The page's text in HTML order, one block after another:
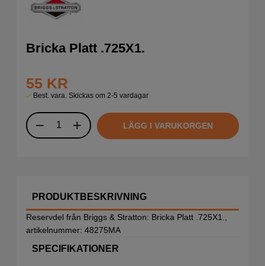
Bricka Platt .725X1.
55 KR
Best. vara. Skickas om 2-5 vardagar
LÄGG I VARUKORGEN
PRODUKTBESKRIVNING
Reservdel från Briggs & Stratton: Bricka Platt .725X1.,
artikelnummer: 48275MA
SPECIFIKATIONER